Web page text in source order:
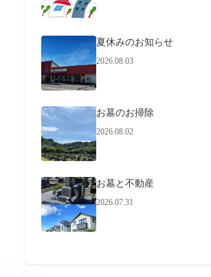
夏休みのお知らせ
2026.08.03
お墓のお掃除
2026.08.02
お墓と不動産
2026.07.31